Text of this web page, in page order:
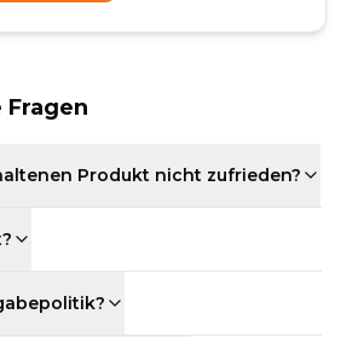
Produkt nicht zufrieden?